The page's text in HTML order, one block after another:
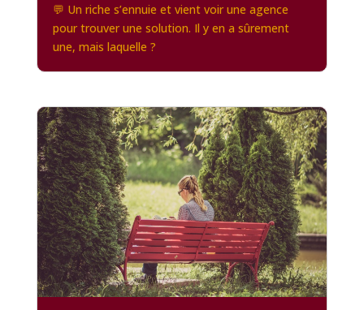
💬 Un riche s’ennuie et vient voir une agence
pour trouver une solution. Il y en a sûrement
une, mais laquelle ?